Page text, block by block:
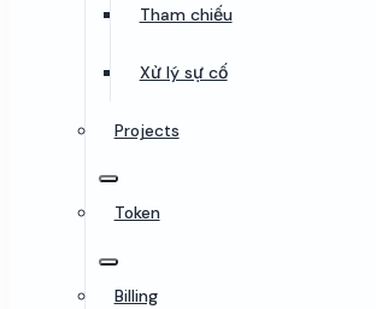
Tham chiếu
Xử lý sự cố
Projects
Token
Billing